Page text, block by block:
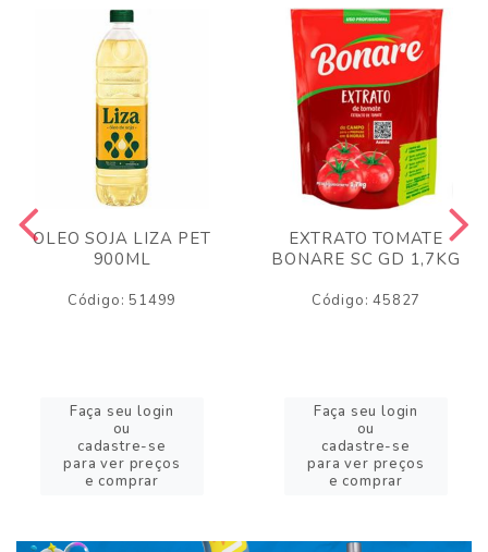
OLEO SOJA LIZA PET
900ML
Código: 51499
Faça seu login
ou
cadastre-se
para ver preços
e comprar
EXTRATO TOMATE
BONARE SC GD 1,7KG
Código: 45827
Faça seu login
ou
cadastre-se
para ver preços
e comprar